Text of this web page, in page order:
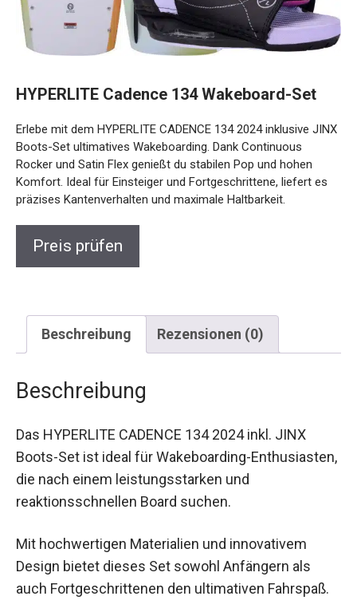
HYPERLITE Cadence 134 Wakeboard-Set
Erlebe mit dem HYPERLITE CADENCE 134 2024 inklusive JINX
Boots-Set ultimatives Wakeboarding. Dank Continuous
Rocker und Satin Flex genießt du stabilen Pop und hohen
Komfort. Ideal für Einsteiger und Fortgeschrittene, liefert es
präzises Kantenverhalten und maximale Haltbarkeit.
Preis prüfen
Beschreibung Rezensionen (0)
Beschreibung
Das HYPERLITE CADENCE 134 2024 inkl. JINX
Boots-Set ist ideal für Wakeboarding-Enthusiasten,
die nach einem leistungsstarken und
reaktionsschnellen Board suchen.
Mit hochwertigen Materialien und innovativem
Design bietet dieses Set sowohl Anfängern als
auch Fortgeschrittenen den ultimativen Fahrspaß.